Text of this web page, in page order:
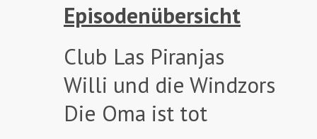
Episodenübersicht
Club Las Piranjas
Willi und die Windzors
Die Oma ist tot